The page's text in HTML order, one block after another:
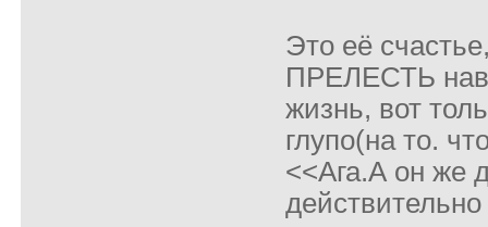
Это её
ПРЕЛЕСТЬ
жизнь, вот
глупо(на то.
<<Ага.А он же